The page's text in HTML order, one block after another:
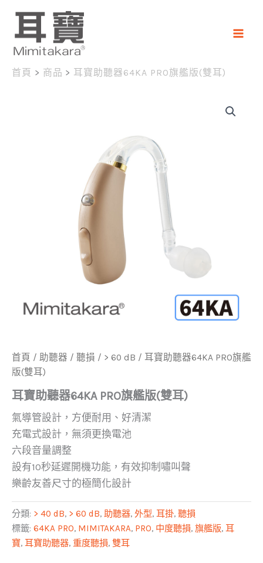
首頁 商品 耳寶助聽器64KA PRO旗艦版(雙耳)
首頁 / 助聽器 / 聽損 / > 60 dB / 耳寶助聽器64KA PRO旗艦
版(雙耳)
耳寶助聽器64KA PRO旗艦版(雙耳)
氣導管設計，方便耐用、好清潔
充電式設計，無須更換電池
六段音量調整
設有10秒延遲開機功能，有效抑制嘯叫聲
樂齡友善尺寸的極簡化設計
分類: > 40 dB, > 60 dB, 助聽器, 外型, 耳掛, 聽損
標籤: 64KA PRO, MIMITAKARA, PRO, 中度聽損, 旗艦版, 耳
寶, 耳寶助聽器, 重度聽損, 雙耳